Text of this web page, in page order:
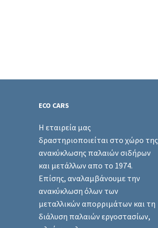
ECO CARS
Η εταιρεία μας
δραστηριοποιείται στο χώρο της
ανακύκλωσης παλαιών σιδήρων
και μετάλλων απο το 1974.
Επίσης, αναλαμβάνουμε την
ανακύκλωση όλων των
μεταλλικών απορριμάτων και τη
διάλυση παλαιών εργοστασίων,